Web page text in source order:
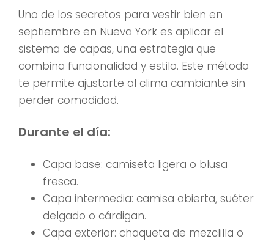
Uno de los secretos para vestir bien en
septiembre en Nueva York es aplicar el
sistema de capas, una estrategia que
combina funcionalidad y estilo. Este método
te permite ajustarte al clima cambiante sin
perder comodidad.
Durante el día:
Capa base: camiseta ligera o blusa
fresca.
Capa intermedia: camisa abierta, suéter
delgado o cárdigan.
Capa exterior: chaqueta de mezclilla o